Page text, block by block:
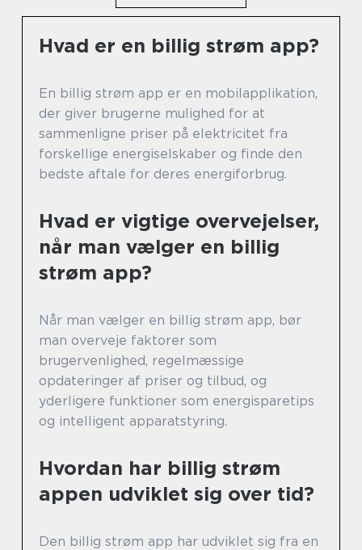
Hvad er en billig strøm app?
En billig strøm app er en mobilapplikation,
der giver brugerne mulighed for at
sammenligne priser på elektricitet fra
forskellige energiselskaber og finde den
bedste aftale for deres energiforbrug.
Hvad er vigtige overvejelser,
når man vælger en billig
strøm app?
Når man vælger en billig strøm app, bør
man overveje faktorer som
brugervenlighed, regelmæssige
opdateringer af priser og tilbud, og
yderligere funktioner som energisparetips
og intelligent apparatstyring.
Hvordan har billig strøm
appen udviklet sig over tid?
Den billig strøm app har udviklet sig fra en